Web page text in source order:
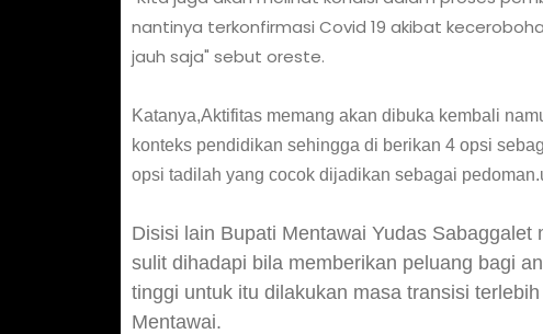
nantinya terkonfirmasi Covid 19 akibat
jauh saja" sebut oreste.
Katanya,Aktifitas memang akan dibuka kembali
konteks pendidikan sehingga di berikan 4 opsi
opsi tadilah yang cocok dijadikan sebagai
Disisi lain Bupati Mentawai Yudas
sulit dihadapi bila memberikan peluang bagi
tinggi untuk itu dilakukan masa transisi
Mentawai.